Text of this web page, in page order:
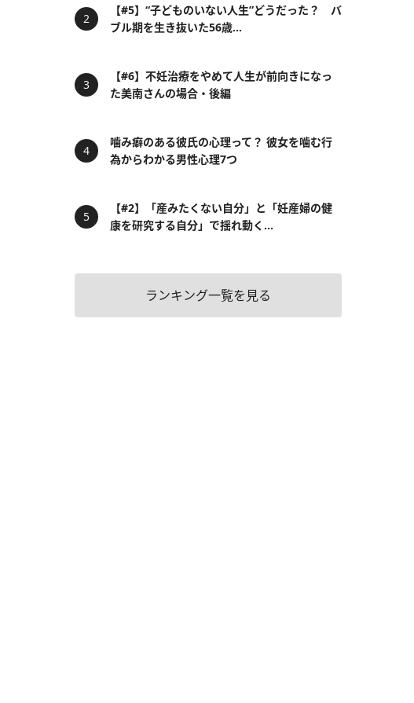
【#5】“子どものいない人生”どうだった？ バ
ブル期を生き抜いた56歳...
【#6】不妊治療をやめて人生が前向きになっ
た美南さんの場合・後編
噛み癖のある彼氏の心理って？ 彼女を噛む行
為からわかる男性心理7つ
【#2】「産みたくない自分」と「妊産婦の健
康を研究する自分」で揺れ動く...
ランキング一覧を見る